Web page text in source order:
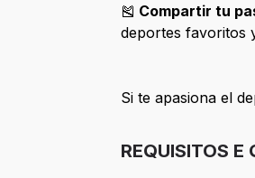
🎽 Compartir tu
deportes favoritos
Si te apasiona el
REQUISITOS E